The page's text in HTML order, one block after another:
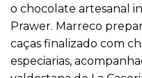
o chocolate artesanal
Prawer. Marreco
caças finalizado com
especiarias,